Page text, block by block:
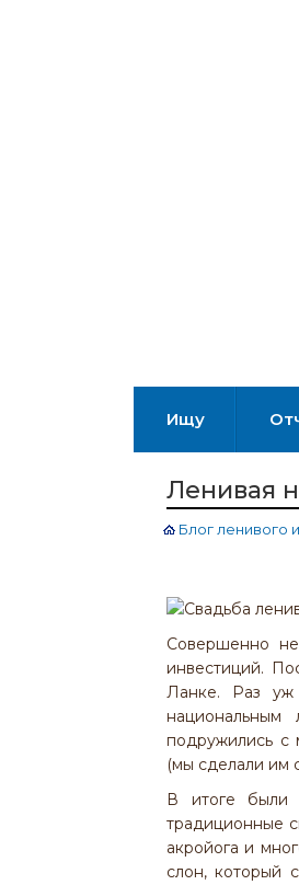
Ищу
Ленивая
Блог ленивого
Совершенно
инвестиций.
Ланке. Раз
подружились с
(мы сделали им
В итоге были
традиционные
акройога и
слон, который